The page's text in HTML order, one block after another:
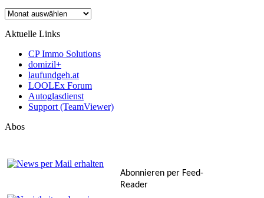
Archiv
Aktuelle Links
CP Immo Solutions
domizil+
laufundgeh.at
LOOLEx Forum
Autoglasdienst
Support (TeamViewer)
Abos
Abonnieren per Feed-
Reader